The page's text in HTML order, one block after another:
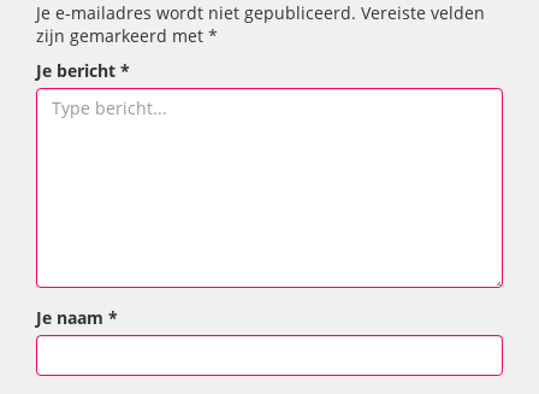
Je e-mailadres wordt niet gepubliceerd. Vereiste velden
zijn gemarkeerd met *
Je bericht *
Je naam *